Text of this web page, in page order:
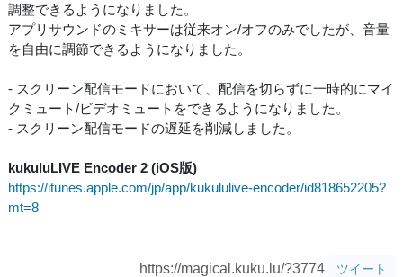
調整できるようになりました。
アプリサウンドのミキサーは従来オン/オフのみでしたが、音量
を自由に調節できるようになりました。
- スクリーン配信モードにおいて、配信を切らずに一時的にマイ
クミュート/ビデオミュートをできるようになりました。
- スクリーン配信モードの遅延を削減しました。
kukuluLIVE Encoder 2 (iOS版)
https://itunes.apple.com/jp/app/kukululive-encoder/id818652205?
mt=8
https://magical.kuku.lu/?3774 ツイート